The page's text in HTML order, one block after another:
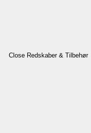
Close Redskaber & Tilbehør